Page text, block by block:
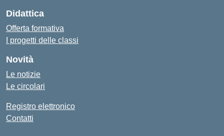
Didattica
Offerta formativa
I progetti delle classi
Novità
Le notizie
Le circolari
Registro elettronico
Contatti